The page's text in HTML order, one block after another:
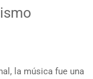
la música fue una